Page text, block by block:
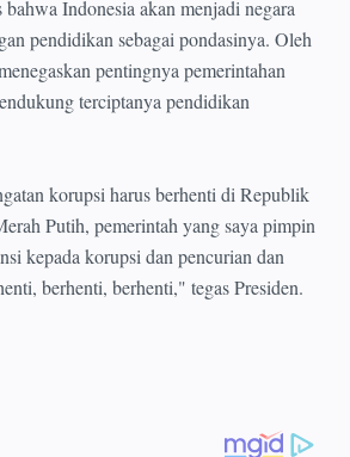
Indonesia akan menjadi negara
pendidikan sebagai pondasinya. Oleh
pentingnya pemerintahan
terciptanya pendidikan
korupsi harus berhenti di Republik
Putih, pemerintah yang saya pimpin
kepada korupsi dan pencurian dan
berhenti, berhenti," tegas Presiden.